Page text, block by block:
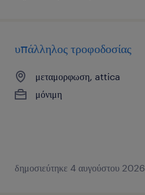
υπάλληλος τροφοδοσίας
μεταμορφωση, attica
μόνιμη
δημοσιεύτηκε 4 αυγούστου 2026